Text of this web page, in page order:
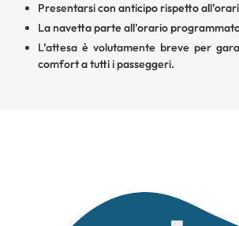
Presentarsi con anticipo rispetto
La navetta parte all’orario
L’attesa è volutamente breve per
comfort a tutti i passeggeri.